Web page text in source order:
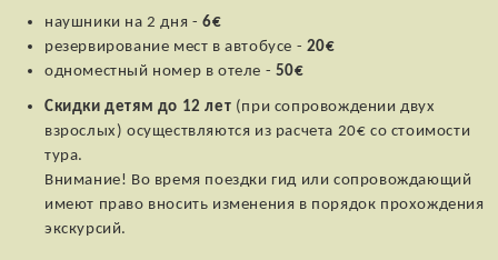
наушники на 2 дня - 6€
резервирование мест в автобусе - 20€
одноместный номер в отеле - 50€
Скидки детям до 12 лет (при сопровождении двух
взрослых) осуществляются из расчета 20€ со стоимости
тура.
Внимание! Во время поездки гид или сопровождающий
имеют право вносить изменения в порядок прохождения
экскурсий.